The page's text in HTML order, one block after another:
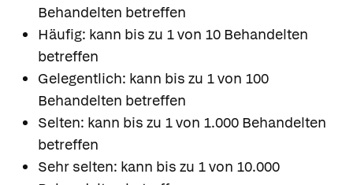
Behandelten betreffen
Häufig: kann bis zu 1 von 10 Behandelten
betreffen
Gelegentlich: kann bis zu 1 von 100
Behandelten betreffen
Selten: kann bis zu 1 von 1.000 Behandelten
betreffen
Sehr selten: kann bis zu 1 von 10.000